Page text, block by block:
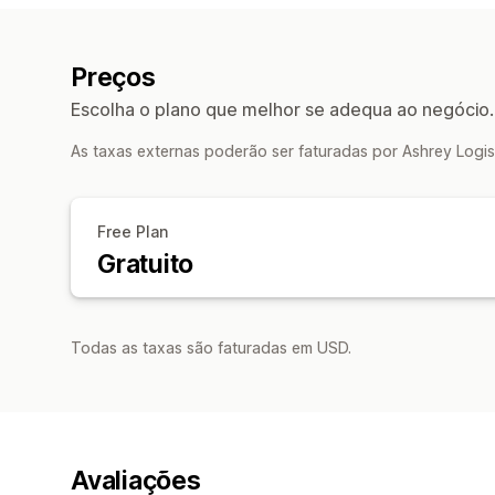
Preços
Escolha o plano que melhor se adequa ao negócio.
As taxas externas poderão ser faturadas por Ashrey
Free Plan
Gratuito
Todas as taxas são faturadas em USD.
Avaliações